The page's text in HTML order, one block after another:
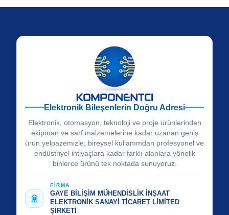
Elektronik Bileşenlerin Doğru Adresi
Elektronik, otomasyon, teknoloji ve proje ürünlerinden
ekipman ve sarf malzemelerine kadar uzanan geniş
ürün yelpazemizle; bireysel kullanımdan profesyonel ve
endüstriyel ihtiyaçlara kadar farklı alanlara yönelik
binlerce ürünü tek noktada sunuyoruz.
FİRMA
GAYE BİLİŞİM MÜHENDİSLİK İNŞAAT
ELEKTRONİK SANAYİ TİCARET LİMİTED
ŞİRKETİ